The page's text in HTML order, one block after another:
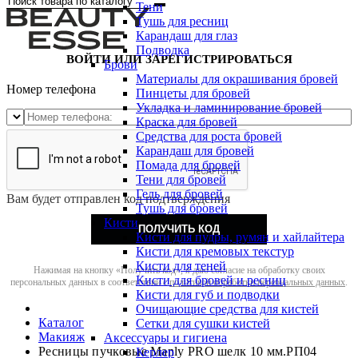
Тени
Тушь для ресниц
Карандаш для глаз
Подводка
Брови
Материалы для окрашивания бровей
Пинцеты для бровей
Укладка и ламинирование бровей
Краска для бровей
Средства для роста бровей
Карандаш для бровей
Помада для бровей
Тени для бровей
Гель для бровей
Тушь для бровей
Кисти
Кисти для пудры, румян и хайлайтера
Кисти для кремовых текстур
Кисти для теней
Кисти для бровей и ресниц
Кисти для губ и подводки
Очищающие средства для кистей
Сетки для сушки кистей
Аксессуары и гигиена
Керлер
ВОЙТИ ИЛИ ЗАРЕГИСТРИРОВАТЬСЯ
Номер телефона
Вам будет отправлен код подтверждения
ПОЛУЧИТЬ КОД
Нажимая на кнопку «Получить код», я даю согласие на обработку своих
персональных данных в соответствии сполитикой обработки персональных данных.
Каталог
Макияж
Ресницы пучковые Manly PRO шелк 10 мм.РП04